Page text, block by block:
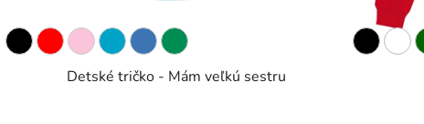
Detské tričko - Mám veľkú sestru